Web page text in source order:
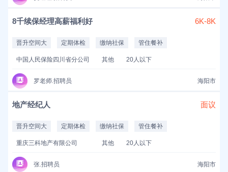
8千续保经理高薪福利好 6K-8K
晋升空间大 定期体检 缴纳社保 管住餐补
中国人民保险四川省分公司 其他 20人以下
罗老师.招聘员 海阳市
地产经纪人 面议
晋升空间大 定期体检 缴纳社保 管住餐补
重庆三科地产有限公司 其他 20人以下
张.招聘员 海阳市